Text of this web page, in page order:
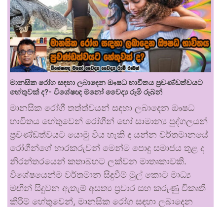
මානසික රෝග සඳහා ලබාදෙන ඖෂධ භාවිතය ප්‍රචණ්ඩත්වයට
හේතුවක් ද?- විශේෂඥ මනෝ වෛද්‍ය රූමි රූබන්
මානසික රෝගී තත්ත්වයන් සඳහා ලබාදෙන ඖෂධ
භාවිතය හේතුවෙන් රෝගීන් හෝ සාමාන්‍ය පුද්ගලයන්
ප්‍රචණ්ඩත්වයට යොමු විය හැකි ද යන්න වර්තමානයේ
රෝගීන්ගේ භාරකරුවන් මෙන්ම පොදු සමාජය තුළ ද
නිරන්තරයෙන් කතාබහට ලක්වන මාතෘකාවකි.
විශේෂයෙන්ම වර්තමාන සිදුවීම් මුල් කොට මාධ්‍ය
මඟින් සිදුවන ඇතැම් අසත්‍ය ප්‍රචාර සහ කරුණු විකෘති
කිරීම් හේතුවෙන්, මානසික රෝග සඳහා ලබාදෙන